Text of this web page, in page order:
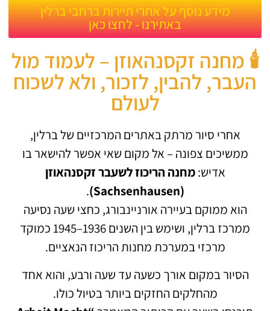
מידע נוסף על אתרי תיירות ברחבי ברלין
באתירנו - לחצו כאן
🕯️ מחנה זקסנהאוזן – לעמוד מול
העבר, להבין, לזכור, ולא לשכוח
לעולם
אחרי סיור מרתק באתרים המרכזיים של ברלין,
ממשיכים צפונה – אל מקום שאי אפשר להישאר בו
אדיש:מחנה הריכוז לשעבר זקסנהאוזן
(Sachsenhausen)
.
הוא ממוקם בעיירה אורניינבורג, כחצי שעה נסיעה
ממרכז ברלין, ושימש בין השנים 1936–1945 כמוקד
מרכזי במערכת מחנות הריכוז הנאציים.
הסיור במקום אורך כשעה עד שעה ורבע, והוא אחד
מהחלקים החזקים ביותר בטיול כולו.